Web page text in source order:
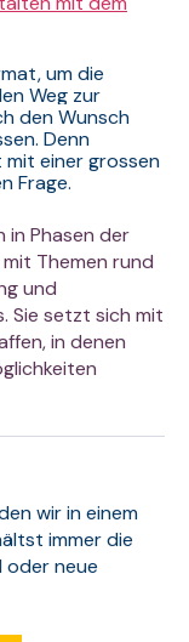
um die
Weg zur
den Wunsch
Denn
einer grossen
Frage.
in Phasen der
Themen rund
und
Sie setzt sich mit
in denen
wir in einem
immer die
oder neue